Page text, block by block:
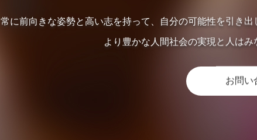
常に前向きな姿勢と高い志を持って、自分の可能性を引き
より豊かな人間社会の実現と人は
お問い